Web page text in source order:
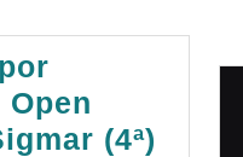
(4ª)